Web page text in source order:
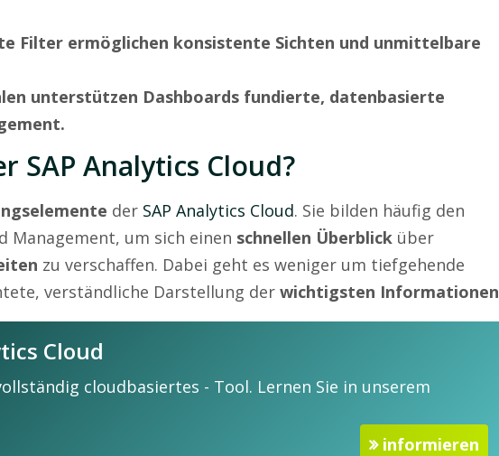
Filter ermöglichen konsistente Sichten und unmittelbare
unterstützen Dashboards fundierte, datenbasierte
SAP Analytics Cloud?
der SAP Analytics Cloud. Sie bilden häufig den
Management, um sich einen schnellen Überblick über
zu verschaffen. Dabei geht es weniger um tiefgehende
verständliche Darstellung der wichtigsten Informationen
Cloud
cloudbasiertes - Tool. Lernen Sie in unserem
informieren